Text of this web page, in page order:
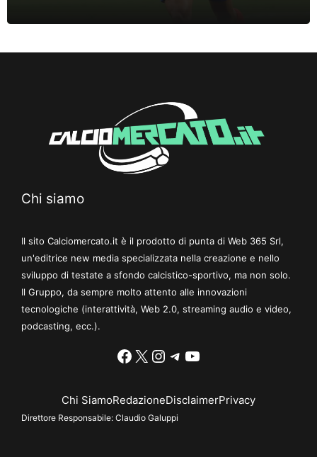
Chi siamo
Il sito Calciomercato.it è il prodotto di punta di Web 365 Srl,
un'editrice new media specializzata nella creazione e nello
sviluppo di testate a sfondo calcistico-sportivo, ma non solo.
Il Gruppo, da sempre molto attento alle innovazioni
tecnologiche (interattività, Web 2.0, streaming audio e video,
podcasting, ecc.).
Facebook
X Instagram
Telegram
YouTube
Chi SiamoRedazioneDisclaimerPrivacy
Direttore Responsabile: Claudio Galuppi